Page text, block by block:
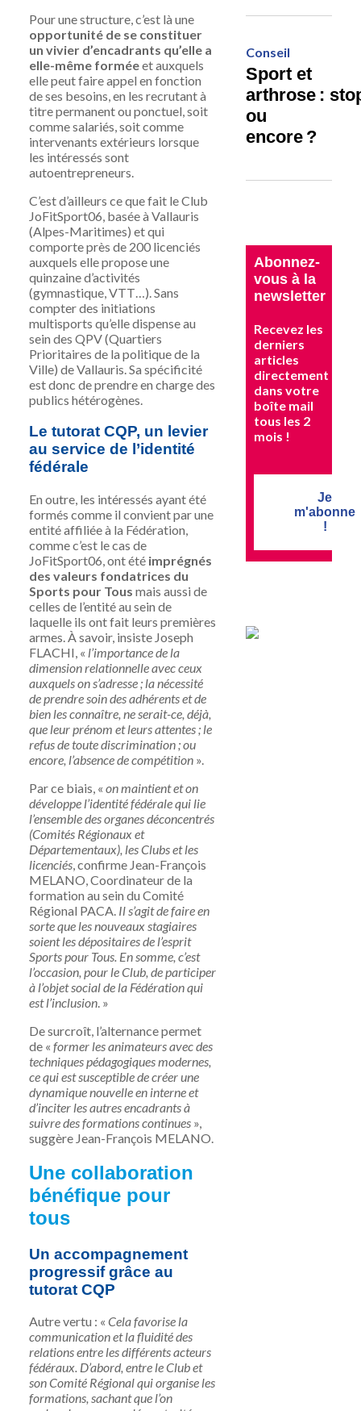
Pour une structure, c’est là une
opportunité de se constituer
un vivier d’encadrants qu’elle a
elle-même forméeet auxquels
elle peut faire appel en fonction
de ses besoins, en les recrutant à
titre permanent ou ponctuel, soit
comme salariés, soit comme
intervenants extérieurs lorsque
les intéressés sont
autoentrepreneurs.
C’est d’ailleurs ce que fait le Club
JoFitSport06, basée à Vallauris
(Alpes-Maritimes) et qui
comporte près de 200 licenciés
auxquels elle propose une
quinzaine d’activités
(gymnastique, VTT…). Sans
compter des initiations
multisports qu’elle dispense au
sein des QPV (Quartiers
Prioritaires de la politique de la
Ville) de Vallauris. Sa spécificité
est donc de prendre en charge des
publics hétérogènes.
Le tutorat CQP, un levier
au service de l’identité
fédérale
En outre, les intéressés ayant été
formés comme il convient par une
entité affiliée à la Fédération,
comme c’est le cas de
JoFitSport06, ont été imprégnés
des valeurs fondatrices du
Sports pour Tous mais aussi de
celles de l’entité au sein de
laquelle ils ont fait leurs premières
armes. À savoir, insiste Joseph
FLACHI, « l’importance de la
dimension relationnelle avec ceux
auxquels on s’adresse ; la nécessité
de prendre soin des adhérents et de
bien les connaître, ne serait-ce, déjà,
que leur prénom et leurs attentes ; le
refus de toute discrimination ; ou
encore, l’absence de compétition».
Par ce biais, « on maintient et on
développe l’identité fédérale qui lie
l’ensemble des organes déconcentrés
(Comités Régionaux et
Départementaux), les Clubs et les
licenciés, confirme Jean-François
MELANO, Coordinateur de la
formation au sein du Comité
Régional PACA. Il s’agit de faire en
sorte que les nouveaux stagiaires
soient les dépositaires de l’esprit
Sports pour Tous. En somme, c’est
l’occasion, pour le Club, de participer
à l’objet social de la Fédération qui
est l’inclusion. »
De surcroît, l’alternance permet
de « former les animateurs avec des
techniques pédagogiques modernes,
ce qui est susceptible de créer une
dynamique nouvelle en interne et
d’inciter les autres encadrants à
suivre des formations continues»,
suggère Jean-François MELANO.
Une collaboration
bénéfique pour
tous
Un accompagnement
progressif grâce au
tutorat CQP
Autre vertu : « Cela favorise la
communication et la fluidité des
relations entre les différents acteurs
fédéraux. D’abord, entre le Club et
son Comité Régional qui organise les
formations, sachant que l’on
Conseil
Sport et
arthrose :
ou
encore ?
Abonnez-
vous à la
newsletter
Recevez les
derniers
articles
directement
dans votre
boîte mail
tous les 2
mois !
Je
m'abonne
!